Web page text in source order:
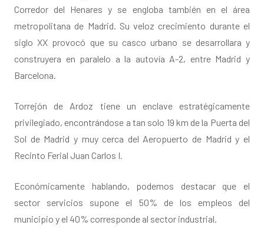
Corredor del Henares y se engloba también en el área
metropolitana de Madrid. Su veloz crecimiento durante el
siglo XX provocó que su casco urbano se desarrollara y
construyera en paralelo a la autovía A-2, entre Madrid y
Barcelona.
Torrejón de Ardoz tiene un enclave estratégicamente
privilegiado, encontrándose a tan solo 19 km de la Puerta del
Sol de Madrid y muy cerca del Aeropuerto de Madrid y el
Recinto Ferial Juan Carlos I.
Económicamente hablando, podemos destacar que el
sector servicios supone el 50% de los empleos del
municipio y el 40% corresponde al sector industrial.